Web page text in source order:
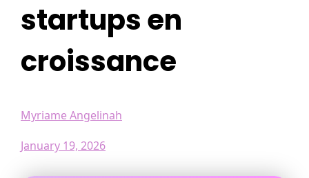
startups en
croissance
Myriame Angelinah
January 19, 2026